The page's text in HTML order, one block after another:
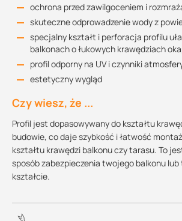
ochrona przed zawilgoceniem i
skuteczne odprowadzenie wody z
specjalny kształt i perforacja profilu
balkonach o łukowych krawędziach
profil odporny na UV i czynniki
estetyczny wygląd
Czy wiesz, że ...
Profil jest dopasowywany do kształtu
budowie, co daje szybkość i łatwość
kształtu krawędzi balkonu czy tarasu. To
sposób zabezpieczenia twojego balkonu lub
kształcie.